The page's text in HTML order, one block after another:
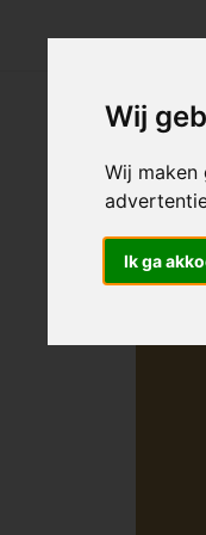
Wij
Wij
Ik ga